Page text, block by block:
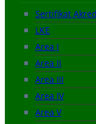
Sertifikat
LKE
Area I
Area II
Area III
Area IV
Area V